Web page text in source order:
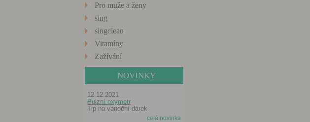
Pro muže a ženy
sing
singclean
Vitamíny
Zažívání
NOVINKY
12.12.2021
Pulzní oxymetr
Tip na vánoční dárek
celá novinka